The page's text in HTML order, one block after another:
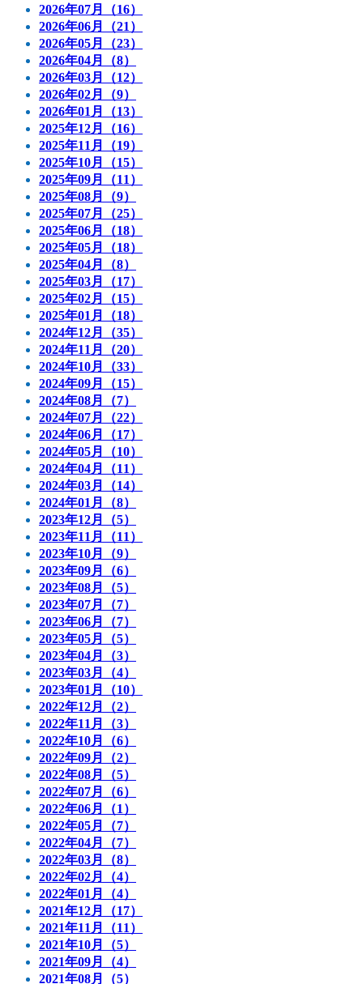
2026年07月（16）
2026年06月（21）
2026年05月（23）
2026年04月（8）
2026年03月（12）
2026年02月（9）
2026年01月（13）
2025年12月（16）
2025年11月（19）
2025年10月（15）
2025年09月（11）
2025年08月（9）
2025年07月（25）
2025年06月（18）
2025年05月（18）
2025年04月（8）
2025年03月（17）
2025年02月（15）
2025年01月（18）
2024年12月（35）
2024年11月（20）
2024年10月（33）
2024年09月（15）
2024年08月（7）
2024年07月（22）
2024年06月（17）
2024年05月（10）
2024年04月（11）
2024年03月（14）
2024年01月（8）
2023年12月（5）
2023年11月（11）
2023年10月（9）
2023年09月（6）
2023年08月（5）
2023年07月（7）
2023年06月（7）
2023年05月（5）
2023年04月（3）
2023年03月（4）
2023年01月（10）
2022年12月（2）
2022年11月（3）
2022年10月（6）
2022年09月（2）
2022年08月（5）
2022年07月（6）
2022年06月（1）
2022年05月（7）
2022年04月（7）
2022年03月（8）
2022年02月（4）
2022年01月（4）
2021年12月（17）
2021年11月（11）
2021年10月（5）
2021年09月（4）
2021年08月（5）